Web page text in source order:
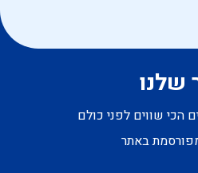
שלנו
הכי שווים לפני כולם
באתר